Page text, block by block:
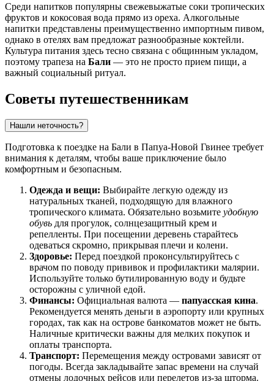
Среди напитков популярны свежевыжатые соки тропических
фруктов и кокосовая вода прямо из ореха. Алкогольные
напитки представлены преимущественно импортным пивом,
однако в отелях вам предложат разнообразные коктейли.
Культура питания здесь тесно связана с общинным укладом,
поэтому трапеза на Бали — это не просто прием пищи, а
важный социальный ритуал.
Советы путешественникам
Нашли неточность?
Подготовка к поездке на Бали в Папуа-Новой Гвинее требует
внимания к деталям, чтобы ваше приключение было
комфортным и безопасным.
Одежда и вещи: Выбирайте легкую одежду из
натуральных тканей, подходящую для влажного
тропического климата. Обязательно возьмите удобную
обувь для прогулок, солнцезащитный крем и
репелленты. При посещении деревень старайтесь
одеваться скромно, прикрывая плечи и колени.
Здоровье: Перед поездкой проконсультируйтесь с
врачом по поводу прививок и профилактики малярии.
Используйте только бутилированную воду и будьте
осторожны с уличной едой.
Финансы: Официальная валюта — папуасская кина.
Рекомендуется менять деньги в аэропорту или крупных
городах, так как на острове банкоматов может не быть.
Наличные критически важны для мелких покупок и
оплаты транспорта.
Транспорт: Перемещения между островами зависят от
погоды. Всегда закладывайте запас времени на случай
отмены лодочных рейсов или перелетов из-за шторма.